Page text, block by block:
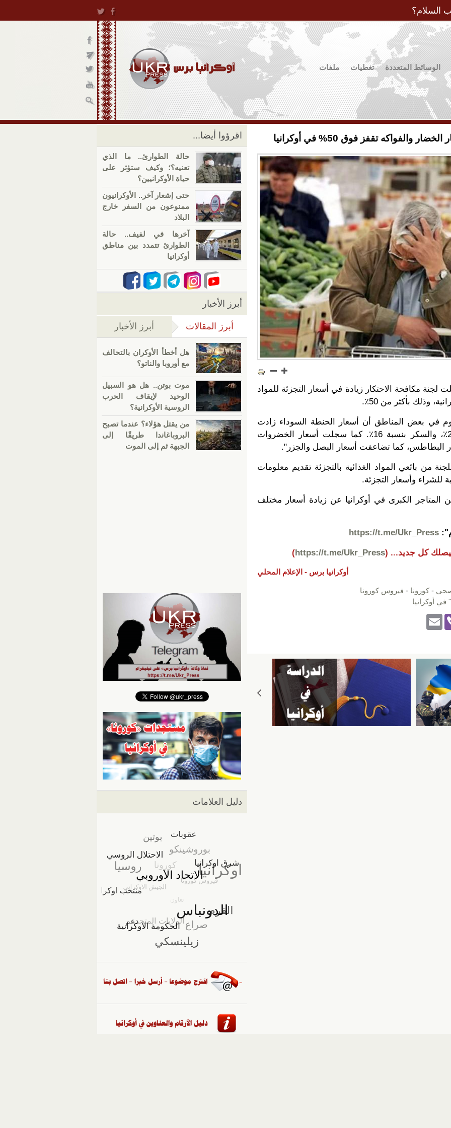
السلام؟
الوسائط المتعددة تغطيات ملفات
تقفز فوق 50% في أوكرانيا
مكافحة الاحتكار زيادة في أسعار التجزئة للمواد
وذلك بأكثر من 50٪.
في بعض المناطق أن أسعار الحنطة السوداء زادت
بأكثر من 50٪، والحبوب بنسبة 24٪، والسكر بنسبة 16٪. كما سجلت أسعار الخضروات
من بائعي المواد الغذائية بالتجزئة تقديم معلومات
للشراء وأسعار التجزئة.
الكبرى في أوكرانيا عن زيادة أسعار مختلف
https://t.me/Ukr_Press
كل جديد... (
https://t.me/Ukr_Press
)
أوكرانيا برس - الإعلام المحلي
- كورونا - فيروس كورونا
أوكرانيا
Vi
اقرؤوا أيضا...
حالة الطوارئ.. ما الذي
تعنيه؟؛ وكيف ستؤثر على
حياة الأوكرانيين؟
حتى إشعار آخر.. الأوكرانيون
ممنوعون من السفر خارج
البلاد
آخرها في لفيف.. حالة
الطوارئ تتمدد بين مناطق
أوكرانيا
أبرز الأخبار
أبرز المقالات (علامة التبويب النشطة)
أبرز الأخبار
هل أخطأ الأوكران بالتحالف
مع أوروبا والناتو؟
موت بوتن.. هل هو السبيل
الوحيد لإيقاف الحرب
الروسية الأوكرانية؟
من يقتل هؤلاء؟ عندما تصبح
البروباغاندا طريقًا إلى
الجبهة ثم إلى الموت
دليل العلامات